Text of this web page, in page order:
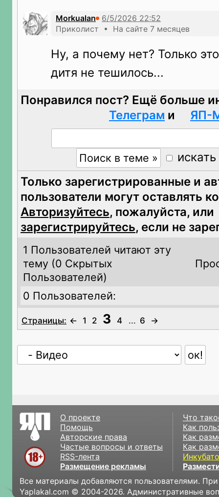
Morkualan
Приколист • На сайте 7 месяцев
Ну, а почему нет? Только
дитя не тешилось...
Понравился пост? Ещё больше
Телеграм и ЯП-
Только зарегистрированные и
пользователи могут оставлять
Авторизуйтесь, пожалуйста, или
зарегистрируйтесь, если не
1 Пользователей читают эту
тему (0 Скрытых
Пользователей)
0 Пользователей:
Страницы: ← 1 2 3 4 ... 6 →
О проекте
Помощь
Авторские права
Частые вопросы и ответы
RSS-лента
Размещение рекламы
Что
Как
Как
Как
Все материалы добавляются пользователями.
Yaplakal.com © 2004-2026. Административные